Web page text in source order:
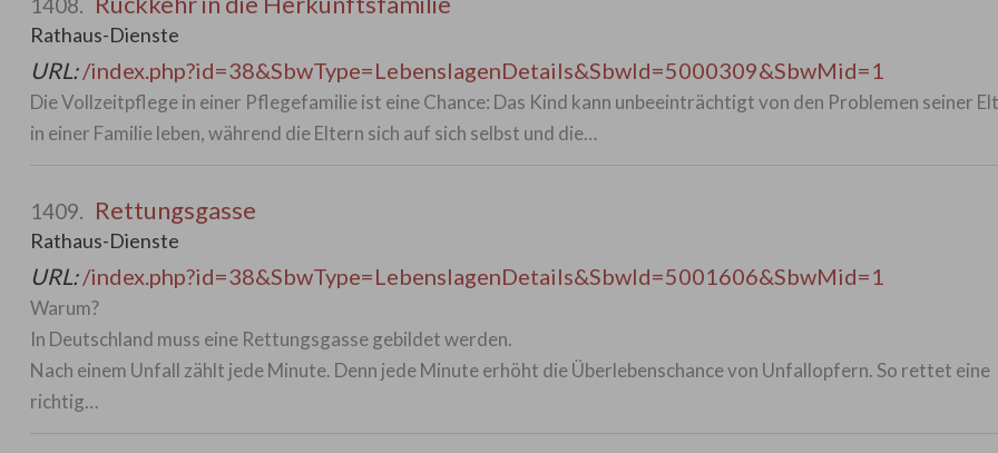
Rathaus-Dienste
URL: /index.php?id=38&SbwType=LebenslagenDetails&SbwId=5000309&SbwMid=1
Die Vollzeitpflege in einer Pflegefamilie ist eine Chance: Das Kind kann unbeeinträchtigt von den Problemen seiner
in einer Familie leben, während die Eltern sich auf sich selbst und die…
1409. Rettungsgasse
Rathaus-Dienste
URL: /index.php?id=38&SbwType=LebenslagenDetails&SbwId=5001606&SbwMid=1
Warum?
In Deutschland muss eine Rettungsgasse gebildet werden.
Nach einem Unfall zählt jede Minute. Denn jede Minute erhöht die Überlebenschance von Unfallopfern. So rettet eine
richtig…